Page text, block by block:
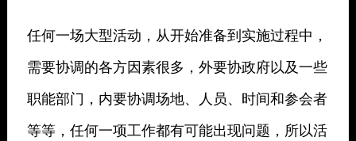
任何一场大型活动，从开始准备到实施过程中，
需要协调的各方因素很多，外要协政府以及一些
职能部门，内要协调场地、人员、时间和参会者
等等，任何一项工作都有可能出现问题，所以活